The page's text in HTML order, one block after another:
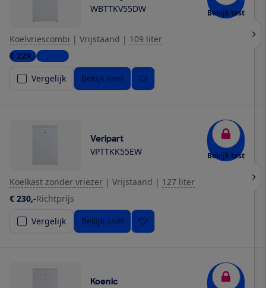
WBTTKV55DW Bekijk test
Koelvriescombi | Vrijstaand | 109 liter
€ 229,-1 winkel
Vergelijk
Bekijk snel
Veripart
VPTTKK55EW Bekijk test
Koelkast zonder vriezer | Vrijstaand | 127 liter
€ 230,-Richtprijs
Vergelijk
Bekijk snel
Koenic